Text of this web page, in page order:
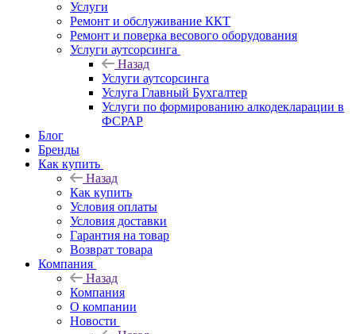
Услуги
Ремонт и обслуживание ККТ
Ремонт и поверка весового оборудования
Услуги аутсорсинга
Назад
Услуги аутсорсинга
Услуга Главный Бухгалтер
Услуги по формированию алкодекларации в
ФСРАР
Блог
Бренды
Как купить
Назад
Как купить
Условия оплаты
Условия доставки
Гарантия на товар
Возврат товара
Компания
Назад
Компания
О компании
Новости